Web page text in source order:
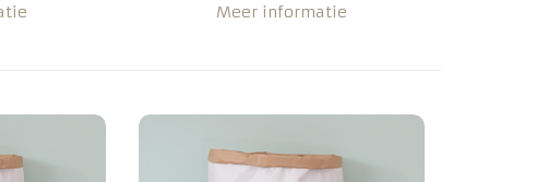
Meer informatie